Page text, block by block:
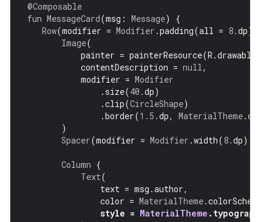
@Composable
fun MessageCard( msg: Message
Row(modifier = Modifier.padding( all = 8.
Image
painter = painterResource(R.drawable
contentDescription = null
modifier = Modifier
.size (40.
.clip(CircleShape
.border ( 1.5. dp, MaterialTheme
Spacer(modifier = Modifier.width(8. dp
Column
Text
text = msg.author
color = MaterialTheme.
style = MaterialTheme.